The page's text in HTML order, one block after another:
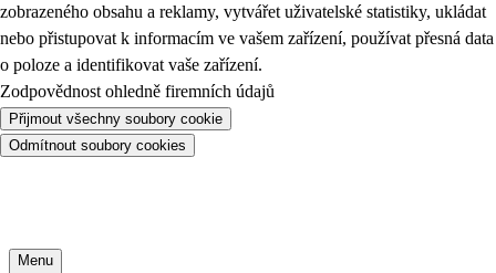
zobrazeného obsahu a reklamy, vytvářet uživatelské statistiky, ukládat
nebo přistupovat k informacím ve vašem zařízení, používat přesná data
o poloze a identifikovat vaše zařízení.
Zodpovědnost ohledně firemních údajů
Přijmout všechny soubory cookie
Odmítnout soubory cookies
Menu